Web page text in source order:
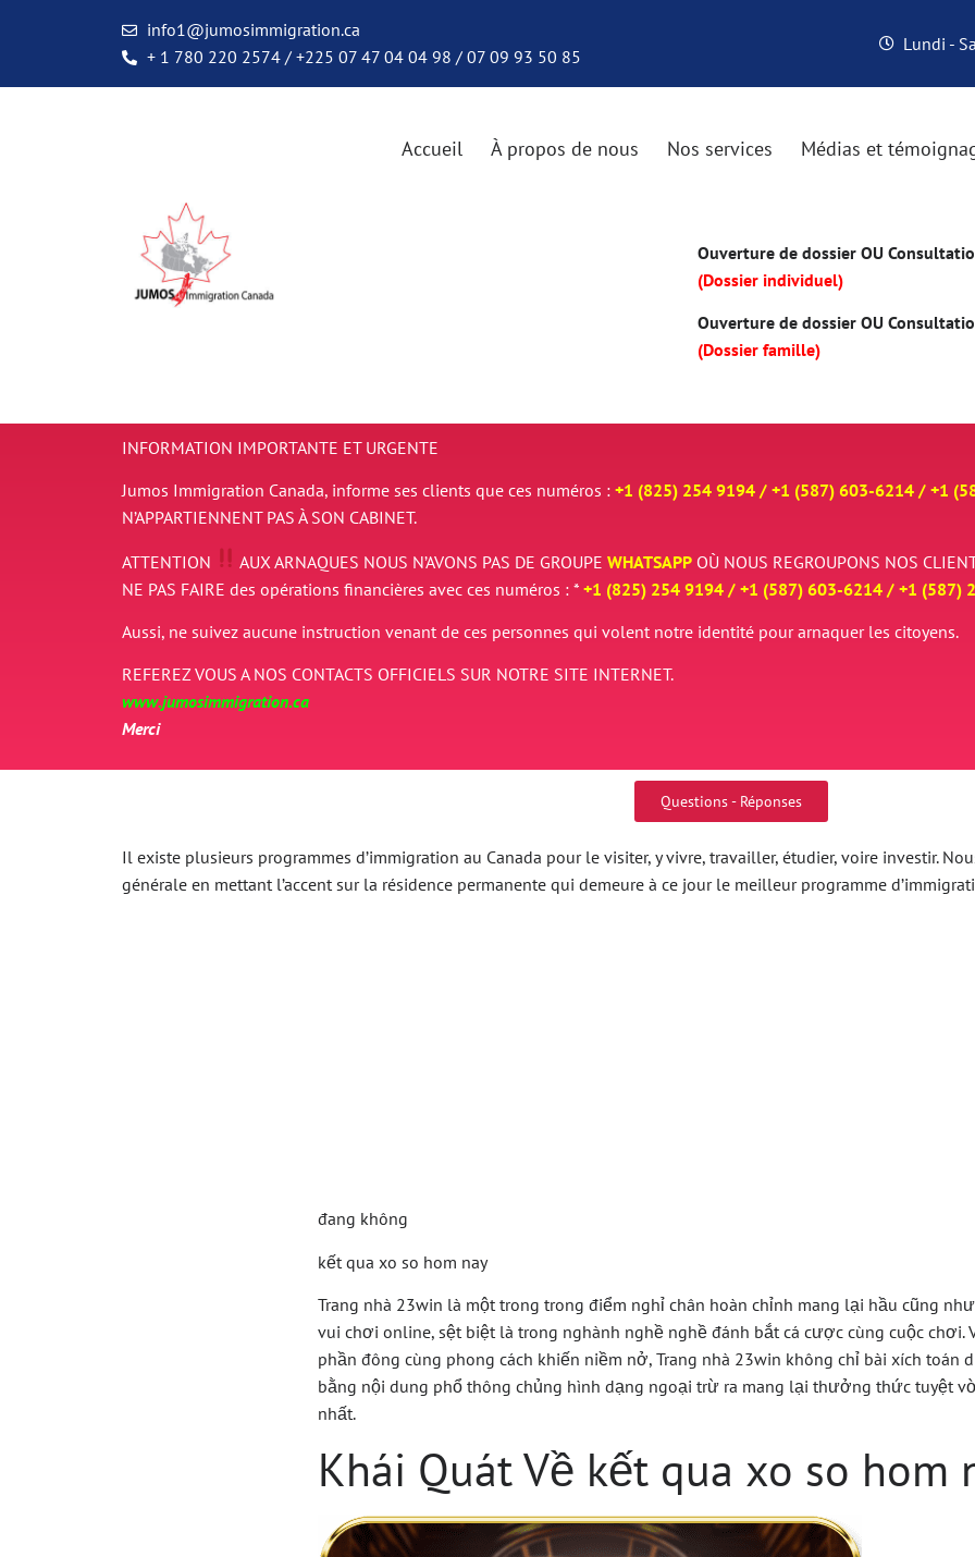
info1@jumosimmigration.ca
+ 1 780 220 2574 / +225 07 47 04 04 98 / 07 09 93 50 85
Lundi -
Accueil À propos de nous Nos services Médias et
Ouverture de dossier OU
(Dossier individuel)
Ouverture de dossier OU
(Dossier famille)
INFORMATION IMPORTANTE ET URGENTE
Jumos Immigration Canada, informe ses clients que ces numéros : +1 (825) 254 9194 / +1 (587) 603-6214 / +1
N’APPARTIENNENT PAS À SON CABINET.
ATTENTION AUX ARNAQUES NOUS N’AVONS PAS DE GROUPE WHATSAPP OÙ NOUS REGROUPONS NOS
NE PAS FAIRE des opérations financières avec ces numéros : * +1 (825) 254 9194 / +1 (587) 603-6214 / +1 (587)
Aussi, ne suivez aucune instruction venant de ces personnes qui volent notre identité pour arnaquer les citoyens.
REFEREZ VOUS A NOS CONTACTS OFFICIELS SUR NOTRE SITE INTERNET.
www.jumosimmigration.ca
Merci
Questions - Réponses
Il existe plusieurs programmes d’immigration au Canada pour le visiter, y vivre, travailler, étudier, voire investir.
générale en mettant l’accent sur la résidence permanente qui demeure à ce jour le meilleur programme
đang không
kết qua xo so hom nay
Trang nhà 23win là một trong trong điểm nghỉ chân hoàn chỉnh mang lại hầu cũng
vui chơi online, sệt biệt là trong nghành nghề nghề đánh bắt cá cược cùng cuộc
phần đông cùng phong cách khiến niềm nở, Trang nhà 23win không chỉ bài xích toán
bằng nội dung phổ thông chủng hình dạng ngoại trừ ra mang lại thưởng thức tuyệt
nhất.
Khái Quát Về kết qua xo so hom